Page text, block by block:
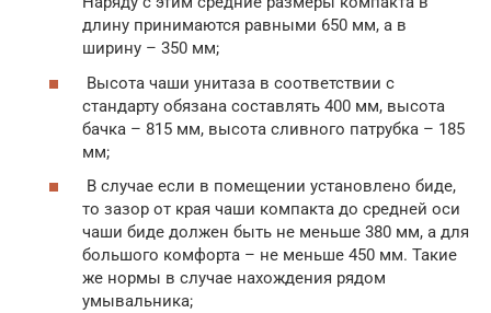
длину принимаются равными 650 мм, а в
ширину – 350 мм;
Высота чаши унитаза в соответствии с
стандарту обязана составлять 400 мм, высота
бачка – 815 мм, высота сливного патрубка – 185
мм;
В случае если в помещении установлено биде,
то зазор от края чаши компакта до средней оси
чаши биде должен быть не меньше 380 мм, а для
большого комфорта – не меньше 450 мм. Такие
же нормы в случае нахождения рядом
умывальника;